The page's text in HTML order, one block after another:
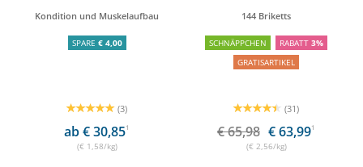
Kondition und Muskelaufbau
SPARE € 4,00
(3)
ab € 30,851
(€ 1,58/kg)
144 Briketts
SCHNÄPPCHEN RABATT 3%
GRATISARTIKEL
(31)
€ 65,98 € 63,991
(€ 2,56/kg)